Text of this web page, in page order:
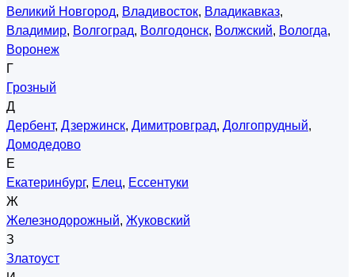
Великий Новгород, Владивосток, Владикавказ,
Владимир, Волгоград, Волгодонск, Волжский, Вологда,
Воронеж
Г
Грозный
Д
Дербент, Дзержинск, Димитровград, Долгопрудный,
Домодедово
Е
Екатеринбург, Елец, Ессентуки
Ж
Железнодорожный, Жуковский
З
Златоуст